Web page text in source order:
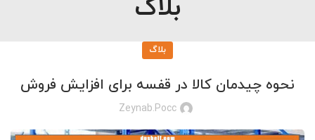
بلاگ
بلاگ
نحوه چیدمان کالا در قفسه برای افزایش فروش
Zeynab.pocc